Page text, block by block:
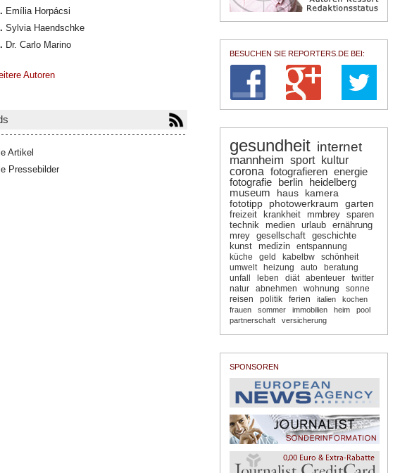
Emília Horpácsi
Sylvia Haendschke
Dr. Carlo Marino
Autoren
Artikel
Pressebilder
BESUCHEN SIE REPORTERS.DE BEI:
gesundheit internet
mannheim sport
kultur
corona fotografieren energie
fotografie
berlin
heidelberg
museum
haus kamera
fototipp photowerkraum
garten
freizeit
krankheit mmbrey
sparen
technik
medien urlaub
ernährung
mrey
gesellschaft
geschichte
kunst
medizin
entspannung
küche
geld kabelbw
schönheit
umwelt
heizung auto
beratung
unfall
leben diät abenteuer
twitter
natur
abnehmen wohnung
sonne
reisen
politik ferien italien
kochen
frauen
sommer immobilien heim
pool
partnerschaft
versicherung
SPONSOREN